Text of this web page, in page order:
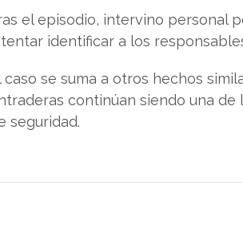
el episodio, intervino personal
identificar a los
caso se suma a otros hechos
continúan siendo una
seguridad.